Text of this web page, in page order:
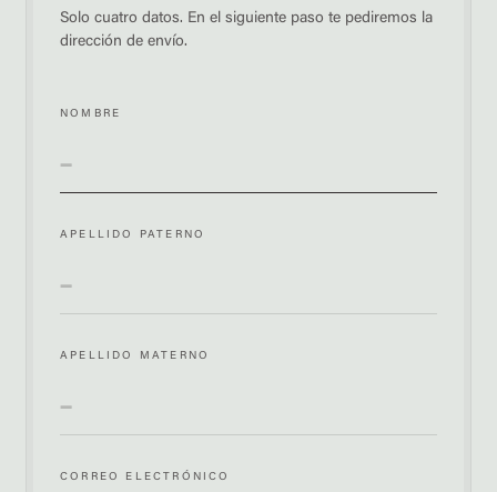
Solo cuatro datos. En el siguiente paso te pediremos la
dirección de envío.
NOMBRE
APELLIDO PATERNO
APELLIDO MATERNO
CORREO ELECTRÓNICO